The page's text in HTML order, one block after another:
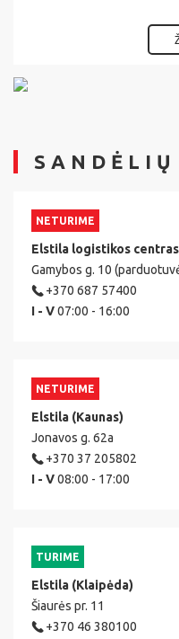
NETURIME
Elstila logistikos centras
Gamybos g. 10
+370 687 57400
I - V07:00 - 16:00
NETURIME
Elstila (Kaunas)
Jonavos g. 62a
+370 37 205802
I - V08:00 - 17:00
TURIME
Elstila (Klaipėda)
Šiaurės pr. 11
+370 46 380100